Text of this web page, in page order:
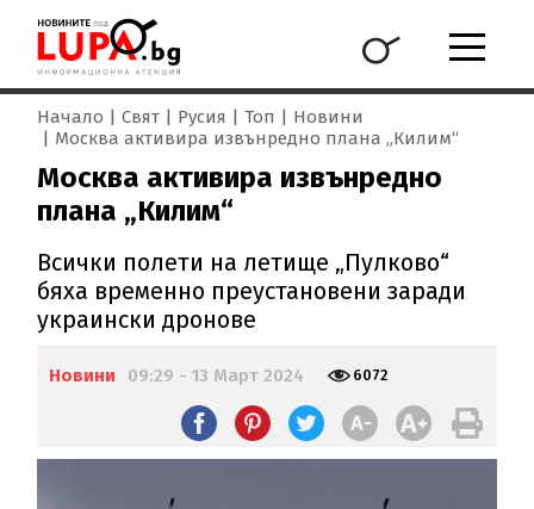
Начало Свят Русия Топ
Новини
Москва активира извънредно плана „Килим“
Москва активира извънредно
плана „Килим“
Всички полети на летище „Пулково“
бяха временно преустановени заради
украински дронове
Новини 09:29 - 13 Март 2024 6072